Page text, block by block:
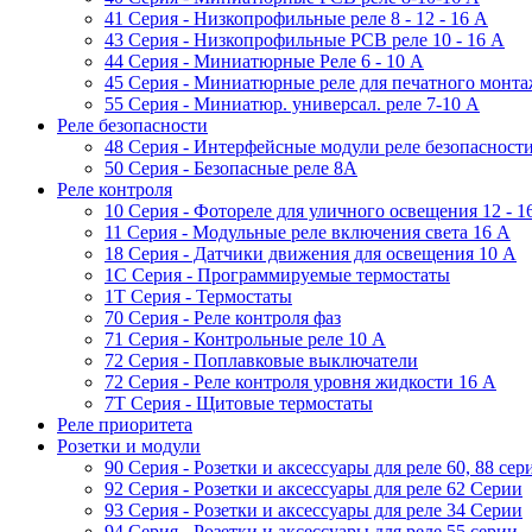
41 Серия - Низкопрофильные реле 8 - 12 - 16 A
43 Серия - Низкопрофильные PCB реле 10 - 16 A
44 Серия - Миниатюрные Реле 6 - 10 A
45 Серия - Миниатюрные реле для печатного
55 Cерия - Миниатюр. универсал. реле 7-10 A
Реле безопасности
48 Серия - Интерфейсные модули реле
50 Серия - Безопасные реле 8А
Реле контроля
10 Серия - Фотореле для уличного освещения 12 -
11 Серия - Модульные реле включения света 16 A
18 Серия - Датчики движения для освещения 10 A
1C Серия - Программируемые термостаты
1Т Серия - Термостаты
70 Серия - Реле контроля фаз
71 Серия - Контрольные реле 10 A
72 Серия - Поплавковые выключатели
72 Серия - Реле контроля уровня жидкости 16 А
7T Серия - Щитовые термостаты
Реле приоритета
Розетки и модули
90 Серия - Розетки и аксессуары для реле 60, 88
92 Серия - Розетки и аксессуары для реле 62 Серии
93 Серия - Розетки и аксессуары для реле 34 Серии